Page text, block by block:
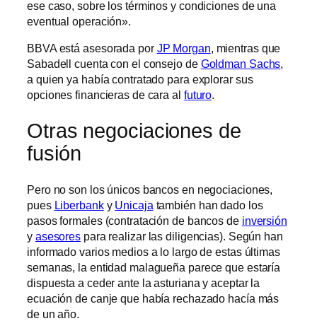
ese caso, sobre los términos y condiciones de una
eventual operación».
BBVA está asesorada por JP Morgan, mientras que
Sabadell cuenta con el consejo de Goldman Sachs,
a quien ya había contratado para explorar sus
opciones financieras de cara al futuro.
Otras negociaciones de
fusión
Pero no son los únicos bancos en negociaciones,
pues Liberbanky Unicaja también han dado los
pasos formales (contratación de bancos de inversión
y asesores para realizar las diligencias). Según han
informado varios medios a lo largo de estas últimas
semanas, la entidad malagueña parece que estaría
dispuesta a ceder ante la asturiana y aceptar la
ecuación de canje que había rechazado hacía más
de un año.